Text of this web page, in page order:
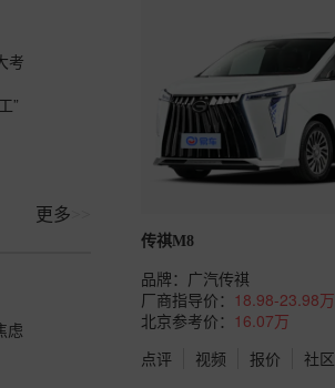
考
”
更多
虑
传祺M8
品牌： 广汽传祺
厂商指导价： 18.98-23.98万
北京参考价： 16.07万
点评
视频 报价 社区